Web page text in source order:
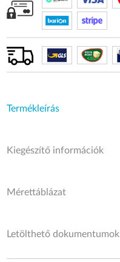
Termékleírás
Kiegészítő információk
Mérettáblázat
Letölthető dokumentumok